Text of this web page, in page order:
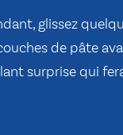
glissez
de pâte
surprise qui